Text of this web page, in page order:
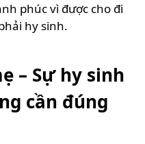
phúc vì được cho đi
hy sinh.
– Sự hy sinh
cần đúng